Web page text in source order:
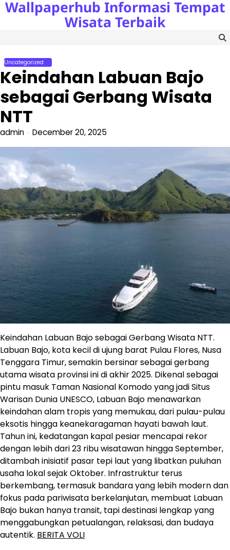
Skip
Wallpaperhub Informasi Tempat
Wisata Terbaik
Uncategorized
Keindahan Labuan Bajo
sebagai Gerbang Wisata
NTT
admin December 20, 2025
Keindahan Labuan Bajo sebagai Gerbang Wisata NTT.
Labuan Bajo, kota kecil di ujung barat Pulau Flores, Nusa
Tenggara Timur, semakin bersinar sebagai gerbang
utama wisata provinsi ini di akhir 2025. Dikenal sebagai
pintu masuk Taman Nasional Komodo yang jadi Situs
Warisan Dunia UNESCO, Labuan Bajo menawarkan
keindahan alam tropis yang memukau, dari pulau-pulau
eksotis hingga keanekaragaman hayati bawah laut.
Tahun ini, kedatangan kapal pesiar mencapai rekor
dengan lebih dari 23 ribu wisatawan hingga September,
ditambah inisiatif pasar tepi laut yang libatkan puluhan
usaha lokal sejak Oktober. Infrastruktur terus
berkembang, termasuk bandara yang lebih modern dan
fokus pada pariwisata berkelanjutan, membuat Labuan
Bajo bukan hanya transit, tapi destinasi lengkap yang
menggabungkan petualangan, relaksasi, dan budaya
autentik. BERITA VOLI